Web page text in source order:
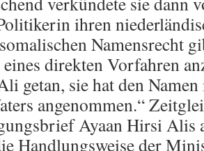
ihren
Namensrecht
direkten Vorfahren
getan, sie hat den
angenommen.“
Ayaan Hirsi Alis
Handlungsweise der